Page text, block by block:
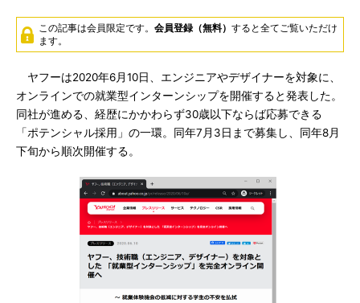
この記事は会員限定です。 会員登録（無料） すると全てご覧いただけ
ます。
ヤフーは2020年6月10日、エンジニアやデザイナーを対象に、
オンラインでの就業型インターンシップを開催すると発表した。
同社が進める、経歴にかかわらず30歳以下ならば応募できる
「ポテンシャル採用」の一環。同年7月3日まで募集し、同年8月
下旬から順次開催する。